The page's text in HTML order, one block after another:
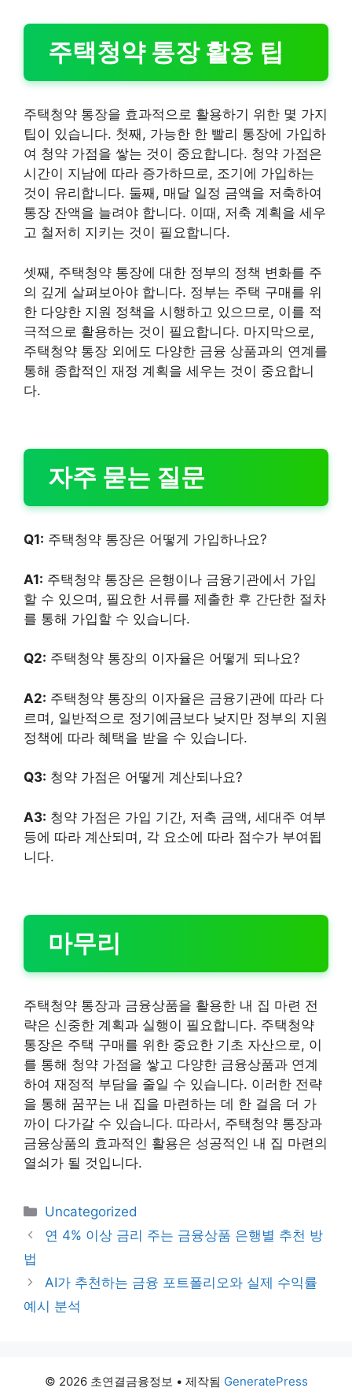
주택청약 통장 활용 팁
주택청약 통장을 효과적으로 활용하기 위한 몇 가지
팁이 있습니다. 첫째, 가능한 한 빨리 통장에 가입하
여 청약 가점을 쌓는 것이 중요합니다. 청약 가점은
시간이 지남에 따라 증가하므로, 조기에 가입하는
것이 유리합니다. 둘째, 매달 일정 금액을 저축하여
통장 잔액을 늘려야 합니다. 이때, 저축 계획을 세우
고 철저히 지키는 것이 필요합니다.
셋째, 주택청약 통장에 대한 정부의 정책 변화를 주
의 깊게 살펴보아야 합니다. 정부는 주택 구매를 위
한 다양한 지원 정책을 시행하고 있으므로, 이를 적
극적으로 활용하는 것이 필요합니다. 마지막으로,
주택청약 통장 외에도 다양한 금융 상품과의 연계를
통해 종합적인 재정 계획을 세우는 것이 중요합니
다.
자주 묻는 질문
Q1: 주택청약 통장은 어떻게 가입하나요?
A1: 주택청약 통장은 은행이나 금융기관에서 가입
할 수 있으며, 필요한 서류를 제출한 후 간단한 절차
를 통해 가입할 수 있습니다.
Q2: 주택청약 통장의 이자율은 어떻게 되나요?
A2: 주택청약 통장의 이자율은 금융기관에 따라 다
르며, 일반적으로 정기예금보다 낮지만 정부의 지원
정책에 따라 혜택을 받을 수 있습니다.
Q3: 청약 가점은 어떻게 계산되나요?
A3: 청약 가점은 가입 기간, 저축 금액, 세대주 여부
등에 따라 계산되며, 각 요소에 따라 점수가 부여됩
니다.
마무리
주택청약 통장과 금융상품을 활용한 내 집 마련 전
략은 신중한 계획과 실행이 필요합니다. 주택청약
통장은 주택 구매를 위한 중요한 기초 자산으로, 이
를 통해 청약 가점을 쌓고 다양한 금융상품과 연계
하여 재정적 부담을 줄일 수 있습니다. 이러한 전략
을 통해 꿈꾸는 내 집을 마련하는 데 한 걸음 더 가
까이 다가갈 수 있습니다. 따라서, 주택청약 통장과
금융상품의 효과적인 활용은 성공적인 내 집 마련의
열쇠가 될 것입니다.
카
테
Uncategorized
연 4% 이상 금리 주는 금융상품 은행별 추천 방
법
AI가 추천하는 금융 포트폴리오와 실제 수익률
예시 분석
© 2026 초연결금융정보 • 제작됨 GeneratePress